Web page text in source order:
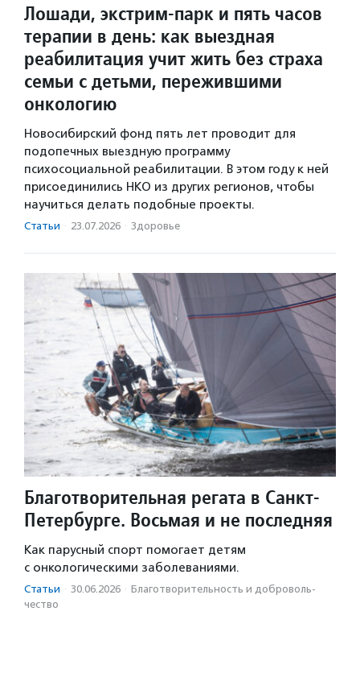
Лошади, экстрим-парк и пять часов
терапии в день: как выездная
реабилитация учит жить без страха
семьи с детьми, пережившими
онкологию
Новосибирский фонд пять лет проводит для
подопечных выездную программу
психосоциальной реабилитации. В этом году к ней
присоединились НКО из других регионов, чтобы
научиться делать подобные проекты.
Статьи · 23.07.2026 · Здоровье
Благотворительная регата в Санкт-
Петербурге. Восьмая и не последняя
Как парусный спорт помогает детям
с онкологическими заболеваниями.
Статьи · 30.06.2026 · Благотвори­тель­ность и доброволь­
чест­во